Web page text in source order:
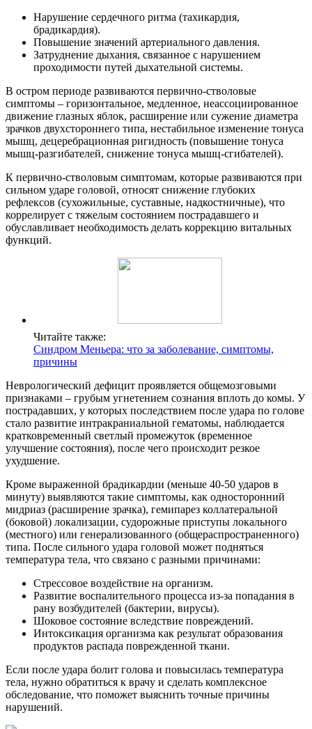
Нарушение сердечного ритма (тахикардия,
брадикардия).
Повышение значений артериального давления.
Затруднение дыхания, связанное с нарушением
проходимости путей дыхательной системы.
В остром периоде развиваются первично-стволовые
симптомы – горизонтальное, медленное, неассоциированное
движение глазных яблок, расширение или сужение диаметра
зрачков двухстороннего типа, нестабильное изменение тонуса
мышц, децеребрационная ригидность (повышение тонуса
мышц-разгибателей, снижение тонуса мышц-сгибателей).
К первично-стволовым симптомам, которые развиваются при
сильном ударе головой, относят снижение глубоких
рефлексов (сухожильные, суставные, надкостничные), что
коррелирует с тяжелым состоянием пострадавшего и
обуславливает необходимость делать коррекцию витальных
функций.
Читайте также:
Синдром Меньера: что за заболевание, симптомы,
причины
Неврологический дефицит проявляется общемозговыми
признаками – грубым угнетением сознания вплоть до комы. У
пострадавших, у которых последствием после удара по голове
стало развитие интракраниальной гематомы, наблюдается
кратковременный светлый промежуток (временное
улучшение состояния), после чего происходит резкое
ухудшение.
Кроме выраженной брадикардии (меньше 40-50 ударов в
минуту) выявляются такие симптомы, как односторонний
мидриаз (расширение зрачка), гемипарез коллатеральной
(боковой) локализации, судорожные приступы локального
(местного) или генерализованного (общераспространенного)
типа. После сильного удара головой может подняться
температура тела, что связано с разными причинами:
Стрессовое воздействие на организм.
Развитие воспалительного процесса из-за попадания в
рану возбудителей (бактерии, вирусы).
Шоковое состояние вследствие повреждений.
Интоксикация организма как результат образования
продуктов распада поврежденной ткани.
Если после удара болит голова и повысилась температура
тела, нужно обратиться к врачу и сделать комплексное
обследование, что поможет выяснить точные причины
нарушений.